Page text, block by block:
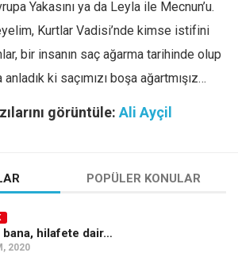
Yakasını ya da Leyla ile Mecnun’u.
Kurtlar Vadisi’nde kimse istifini
bir insanın saç ağarma tarihinde olup
ki saçımızı boşa ağartmışız…
görüntüle: Ali Ayçil
POPÜLER KONULAR
bana, hilafete dair…
2020